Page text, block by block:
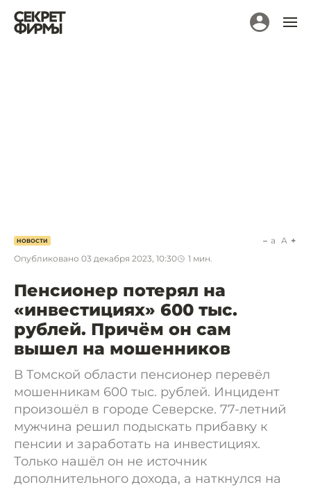
НОВОСТИ
Опубликовано 03 декабря 2023, 10:30 1 мин.
a A
Пенсионер потерял на
«инвестициях» 600 тыс.
рублей. Причём он сам
вышел на мошенников
В Томской области пенсионер перевёл
мошенникам 600 тыс. рублей. Инцидент
произошёл в городе Северске. 77-летний
мужчина решил подыскать прибавку к
пенсии и заработать на инвестициях.
Только нашёл он не источник
дополнительного дохода, а наткнулся на